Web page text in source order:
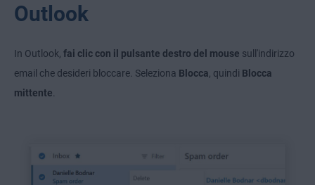
Outlook
In Outlook, fai clic con il pulsante destro del mouse sull'indirizzo
email che desideri bloccare. Seleziona Blocca , quindi Blocca
mittente